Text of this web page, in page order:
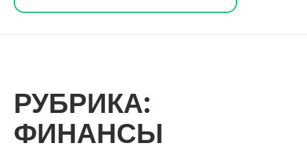
РУБРИКА:
ФИНАНСЫ